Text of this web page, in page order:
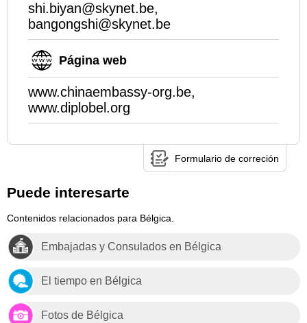
shi.biyan@skynet.be,
bangongshi@skynet.be
Página web
www.chinaembassy-org.be,
www.diplobel.org
Formulario de correción
Puede interesarte
Contenidos relacionados para Bélgica.
Embajadas y Consulados en Bélgica
El tiempo en Bélgica
Fotos de Bélgica